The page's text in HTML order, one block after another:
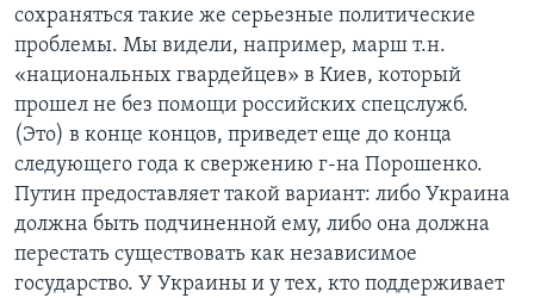
сохраняться такие же серьезные политические
проблемы. Мы видели, например, марш т.н.
«национальных гвардейцев» в Киев, который
прошел не без помощи российских спецслужб.
(Это) в конце концов, приведет еще до конца
следующего года к свержению г-на Порошенко.
Путин предоставляет такой вариант: либо Украина
должна быть подчиненной ему, либо она должна
перестать существовать как независимое
государство. У Украины и у тех, кто поддерживает